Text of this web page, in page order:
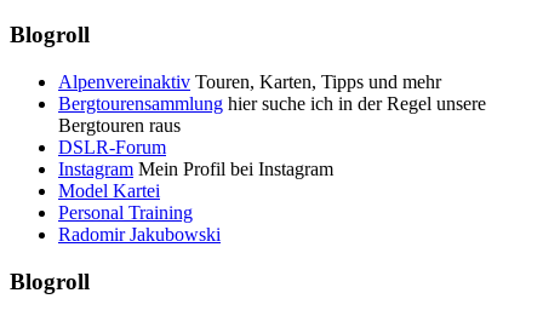
Blogroll
Alpenvereinaktiv Touren, Karten, Tipps und mehr
Bergtourensammlung hier suche ich in der Regel unsere
Bergtouren raus
DSLR-Forum
Instagram Mein Profil bei Instagram
Model Kartei
Personal Training
Radomir Jakubowski
Blogroll